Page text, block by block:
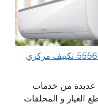
فني تكييف وتبريد الرميثية 55560390 تكييف مركزي
عديدة من خدمات
الغيار و المحلقات